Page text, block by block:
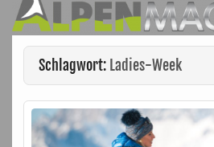
Schlagwort: Ladies-Week